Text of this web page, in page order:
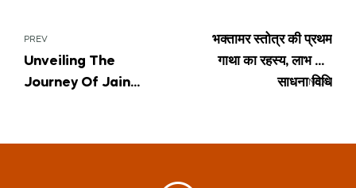
PREV
Unveiling The
Journey Of Jain
NEXT
भक्तामर स्तोत्र की प्रथम
गाथा का रहस्य, लाभ और
साधना विधि